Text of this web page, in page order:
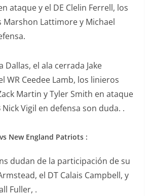
ataque y el DE Clelin Ferrell, los
Marshon Lattimore y Michael
Dallas, el ala cerrada Jake
WR Ceedee Lamb, los linieros
Martin y Tyler Smith en ataque
Nick Vigil en defensa son duda. .
New England Patriots :
dudan de la participación de su
el DT Calais Campbell, y
Fuller, .